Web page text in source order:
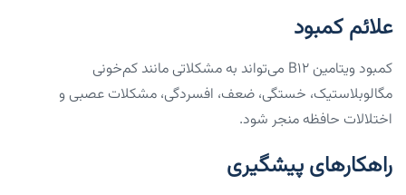
علائم کمبود
کمبود ویتامین B12 می‌تواند به مشکلاتی مانند کم‌خونی
مگالوبلاستیک، خستگی، ضعف، افسردگی، مشکلات عصبی و
اختلالات حافظه منجر شود.
راهکارهای پیشگیری